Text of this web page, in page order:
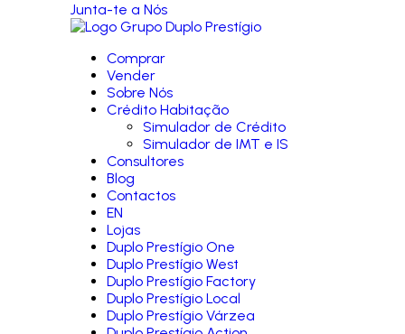
Junta-te a Nós
Comprar
Vender
Sobre Nós
Crédito Habitação
Simulador de Crédito
Simulador de IMT e IS
Consultores
Blog
Contactos
EN
Lojas
Duplo Prestígio One
Duplo Prestígio West
Duplo Prestígio Factory
Duplo Prestígio Local
Duplo Prestígio Várzea